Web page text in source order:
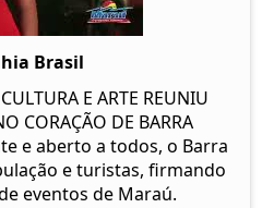
Brasil
E ARTE REUNIU
CORAÇÃO DE BARRA
e aberto a todos, o Barra
e turistas, firmando
eventos de Maraú.